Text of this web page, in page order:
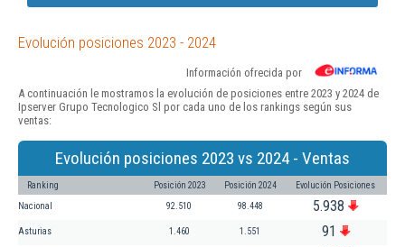
Evolución posiciones 2023 - 2024
Información ofrecida por
A continuación le mostramos la evolución de posiciones entre 2023 y 2024 de
Ipserver Grupo Tecnologico Sl por cada uno de los rankings según sus
ventas:
Evolución posiciones 2023 vs 2024 - Ventas
Ranking Posición 2023 Posición 2024 Evolución Posiciones
Nacional 92.510 98.448 5.938
Asturias 1.460 1.551 91